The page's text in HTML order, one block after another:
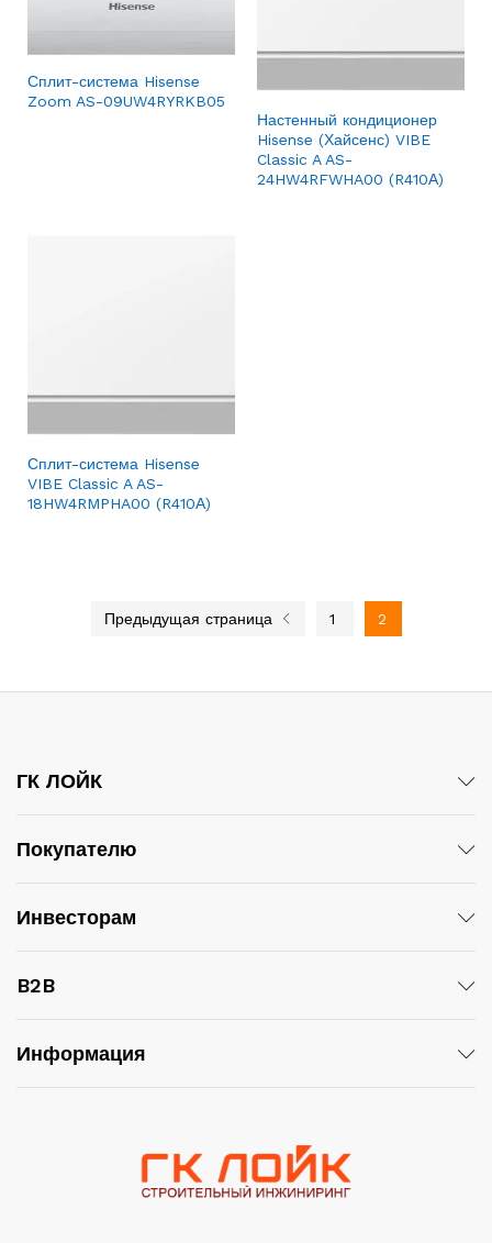
Сплит-система Hisense
Zoom AS-09UW4RYRKB05
Настенный кондиционер
Hisense (Хайсенс) VIBE
Classic A AS-
24HW4RFWHA00 (R410А)
Сплит-система Hisense
VIBE Classic A AS-
18HW4RMPHA00 (R410А)
Предыдущая страница 1 2
ГК ЛОЙК
Покупателю
Инвесторам
B2B
Информация